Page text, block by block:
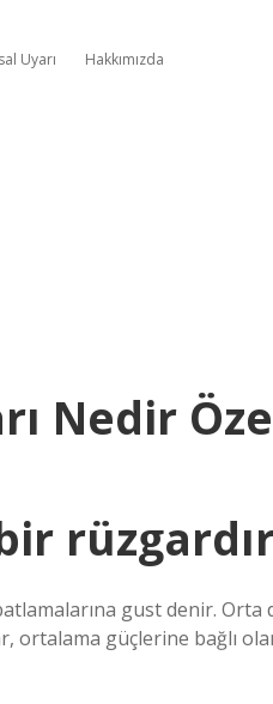
Uyarı Hakkımızda
Nedir
gust denir.
ortalama güçlerine bağlı